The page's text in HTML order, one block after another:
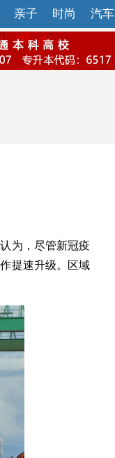
亲子 时尚 汽车
为，尽管新冠疫
提速升级。区域